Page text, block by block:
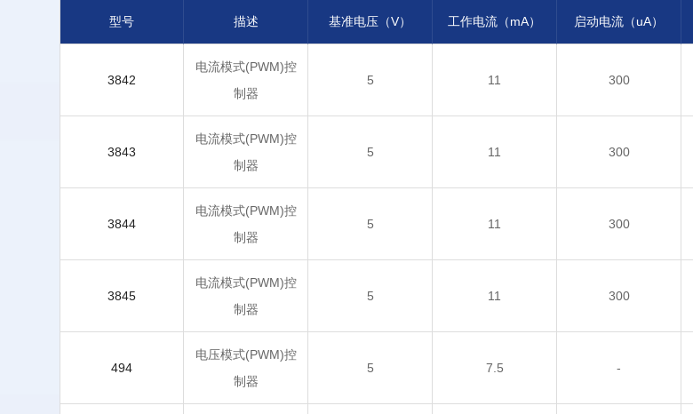
型号 描述 基准电压（V） 工作电流（mA） 启动电流（uA）
3842
电流模式(PWM)控
制器
5 11 300
3843
电流模式(PWM)控
制器
5 11 300
3844
电流模式(PWM)控
制器
5 11 300
3845
电流模式(PWM)控
制器
5 11 300
494
电压模式(PWM)控
制器
5 7.5 -